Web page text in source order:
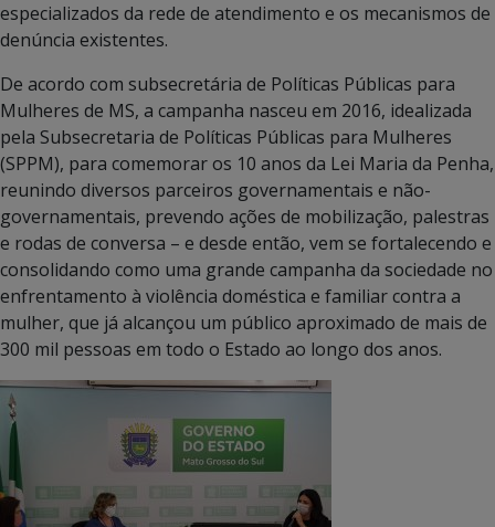
especializados da rede de atendimento e os mecanismos de
denúncia existentes.
De acordo com subsecretária de Políticas Públicas para
Mulheres de MS, a campanha nasceu em 2016, idealizada
pela Subsecretaria de Políticas Públicas para Mulheres
(SPPM), para comemorar os 10 anos da Lei Maria da Penha,
reunindo diversos parceiros governamentais e não-
governamentais, prevendo ações de mobilização, palestras
e rodas de conversa – e desde então, vem se fortalecendo e
consolidando como uma grande campanha da sociedade no
enfrentamento à violência doméstica e familiar contra a
mulher, que já alcançou um público aproximado de mais de
300 mil pessoas em todo o Estado ao longo dos anos.